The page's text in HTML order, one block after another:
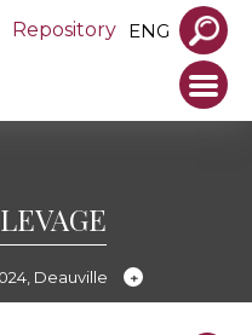
Repository ENG
Deauville